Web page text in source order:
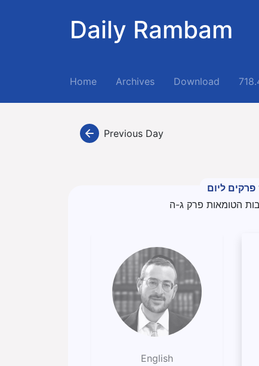
Daily Rambam
Home(current)Archives Download
Previous Day
פרקים ליום
הטומאות פרק ג-ה
English